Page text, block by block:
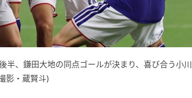
半、鎌田大地の同点ゴールが決まり、喜び合う小川
影・蔵賢斗)